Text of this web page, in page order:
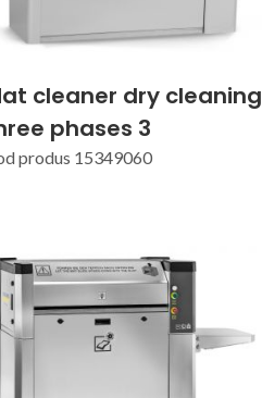
cleaner dry cleaning
phases 3
produs 15349060